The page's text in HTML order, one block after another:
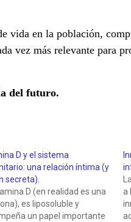
vida en la población,
vez más relevante para
del futuro.
D y el sistema
una relación íntima (y
secreta).
D (en realidad es una
es liposoluble y
un papel importante
a